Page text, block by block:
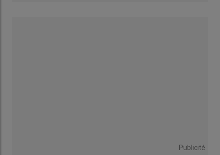
Publicité